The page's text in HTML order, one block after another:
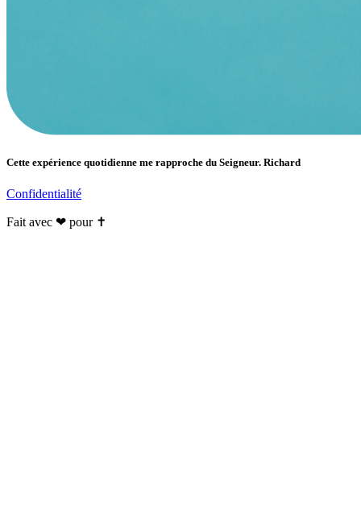
Cette expérience quotidienne me rapproche du Seigneur. Richard
Confidentialité
Fait avec ❤ pour ✝️️